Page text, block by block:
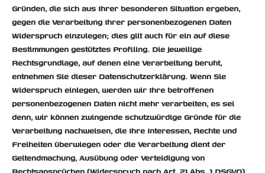
Gründen, die sich aus Ihrer besonderen Situation ergeben,
gegen die Verarbeitung Ihrer personenbezogenen Daten
Widerspruch einzulegen; dies gilt auch für ein auf diese
Bestimmungen gestütztes Profiling. Die jeweilige
Rechtsgrundlage, auf denen eine Verarbeitung beruht,
entnehmen Sie dieser Datenschutzerklärung. Wenn Sie
Widerspruch einlegen, werden wir Ihre betroffenen
personenbezogenen Daten nicht mehr verarbeiten, es sei
denn, wir können zwingende schutzwürdige Gründe für die
Verarbeitung nachweisen, die Ihre Interessen, Rechte und
Freiheiten überwiegen oder die Verarbeitung dient der
Geltendmachung, Ausübung oder Verteidigung von